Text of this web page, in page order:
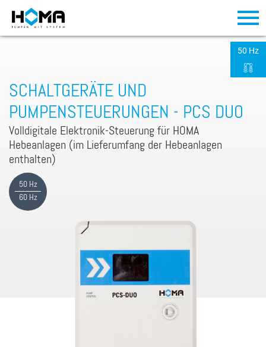
SCHALTGERÄTE UND
PUMPENSTEUERUNGEN - PCS DUO
Volldigitale Elektronik-Steuerung für HOMA
Hebeanlagen (im Lieferumfang der Hebeanlagen
enthalten)
50 Hz
60 Hz
50 Hz